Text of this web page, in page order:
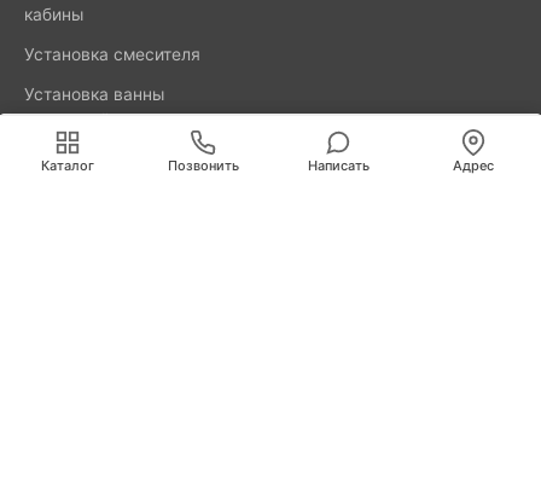
кабины
Установка смесителя
Установка ванны
акриловой
Каталог Позвонить Написать Адрес
Мы используем cookies для быстрой и удобной
работы сайта. Продолжая пользоваться сайтом, вы
принимаете условияобработки персональных данных.